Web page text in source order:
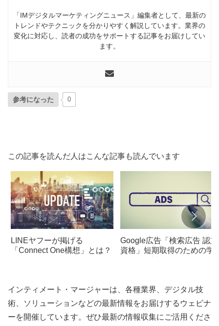
「IMデジタルマーケティングニュース」編集者として、最新の
トレンドやテクニックを分かりやすく解説しています。業界の
変化に対応し、読者の成功をサポートする記事をお届けしてい
ます。
参考になった 0
この記事を読んだ人はこんな記事も読んでいます
LINEヤフーが掲げる
「Connect One構想」とは？
Google広告「検索広告 認定
資格」短期取得のための学
インティメート・マージャーは、各種業界、デジタル技
術、ソリューションなどの最新情報をお届けするウェビナ
ーを開催しています。ぜひ最新の情報収集にご活用くださ